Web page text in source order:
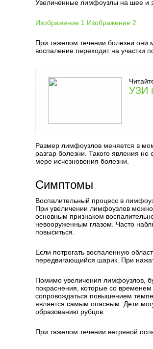
Увеличенные лимфоузлы на шее и
Изображение 1 Изображение 2
При тяжелом течении болезни они
воспаление переходит на участки
УЗИ
Размер лимфоузлов меняется в
разгар болезни. Такого явления
мере исчезновения болезни.
Симптомы
Воспалительный процесс в
При увеличении лимфоузлов можно
основным признаком
невооруженным глазом. Часто
повыситься.
Если потрогать воспаленную
передвигающийся шарик. При
Помимо увеличения лимфоузлов,
покраснения, которые со
сопровождаться повышением
является самым опасным. Дети
образованию рубцов.
При тяжелом течении ветряной